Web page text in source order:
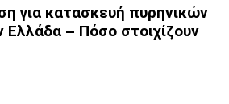
για κατασκευή πυρηνικών
– Πόσο στοιχίζουν